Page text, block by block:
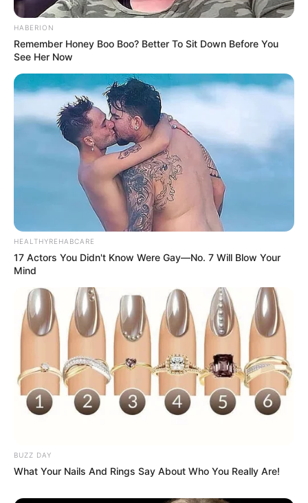
qual um fica esticado e os outros dois são
trançados em torno dele.
Ponto festonê:
fios, no qual um é esticado e o outro se
pode ser mudado conforme o lado do fio que
fica sobre o nó.
HABERION
Remember Honey Boo Boo? Better To Sit Down Before You
See Her Now
HEALTHYREHABCARE
17 Actors You Didn't Know Were Gay—No. 7 Will Blow Your
Mind
BUZZ DAY
What Your Nails And Rings Say About Who You Really Are!